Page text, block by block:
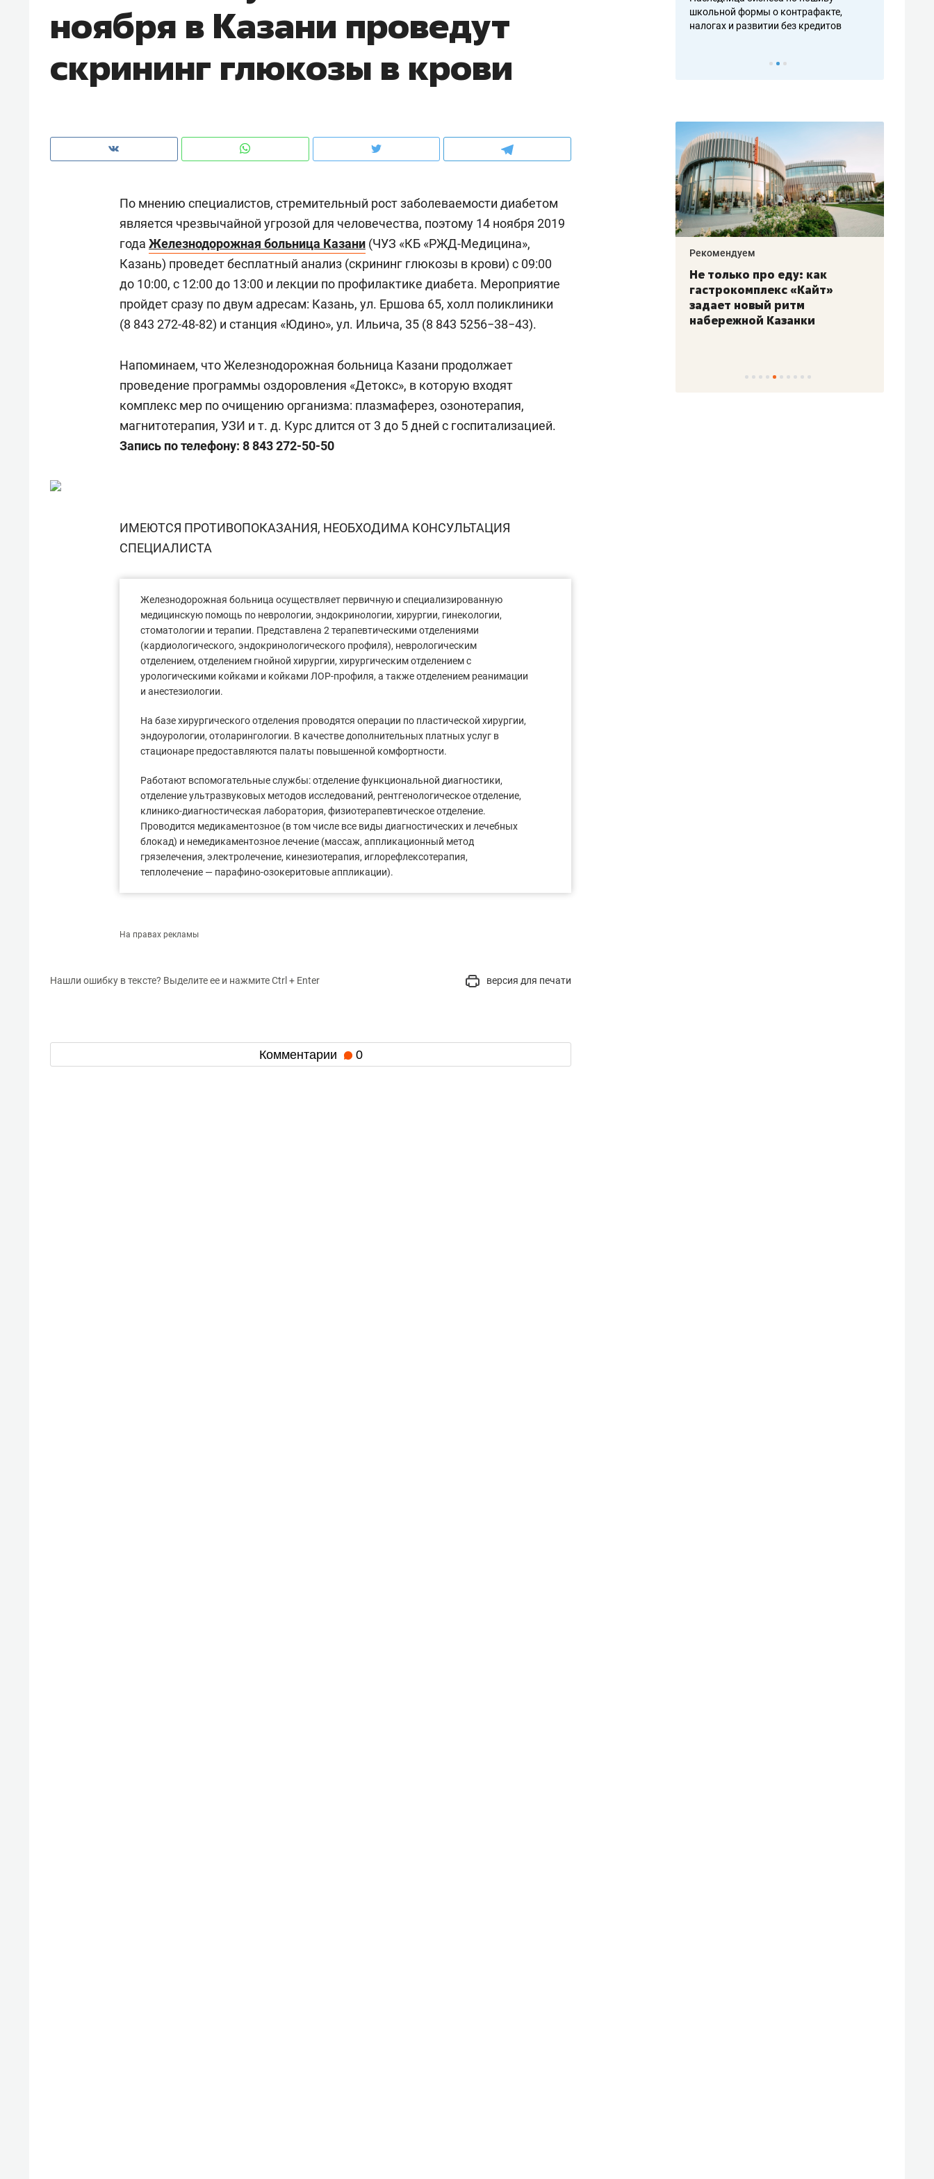
ноября в Казани проведут
скрининг глюкозы в крови
По мнению специалистов, стремительный рост заболеваемости диабетом
является чрезвычайной угрозой для человечества, поэтому 14 ноября 2019
года Железнодорожная больница Казани (ЧУЗ «КБ «РЖД-Медицина»,
Казань) проведет бесплатный анализ (скрининг глюкозы в крови) с 09:00
до 10:00, с 12:00 до 13:00 и лекции по профилактике диабета. Мероприятие
пройдет сразу по двум адресам: Казань, ул. Ершова 65, холл поликлиники
(8 843 272-48-82) и станция «Юдино», ул. Ильича, 35 (8 843 5256−38−43).
Напоминаем, что Железнодорожная больница Казани продолжает
проведение программы оздоровления «Детокс», в которую входят
комплекс мер по очищению организма: плазмаферез, озонотерапия,
магнитотерапия, УЗИ и т. д. Курс длится от 3 до 5 дней с госпитализацией.
Запись по телефону: 8 843 272-50-50
ИМЕЮТСЯ ПРОТИВОПОКАЗАНИЯ, НЕОБХОДИМА КОНСУЛЬТАЦИЯ
СПЕЦИАЛИСТА
Железнодорожная больница осуществляет первичную и специализированную
медицинскую помощь по неврологии, эндокринологии, хирургии, гинекологии,
стоматологии и терапии. Представлена 2 терапевтическими отделениями
(кардиологического, эндокринологического профиля), неврологическим
отделением, отделением гнойной хирургии, хирургическим отделением с
урологическими койками и койками ЛОР-профиля, а также отделением реанимации
и анестезиологии.
На базе хирургического отделения проводятся операции по пластической хирургии,
эндоурологии, отоларингологии. В качестве дополнительных платных услуг в
стационаре предоставляются палаты повышенной комфортности.
Работают вспомогательные службы: отделение функциональной диагностики,
отделение ультразвуковых методов исследований, рентгенологическое отделение,
клинико-диагностическая лаборатория, физиотерапевтическое отделение.
Проводится медикаментозное (в том числе все виды диагностических и лечебных
блокад) и немедикаментозное лечение (массаж, аппликационный метод
грязелечения, электролечение, кинезиотерапия, иглорефлексотерапия,
теплолечение — парафино-озокеритовые аппликации).
На правах рекламы
Нашли ошибку в тексте? Выделите ее и нажмите Ctrl + Enter версия для печати
Комментарии 0
чем интересен Оман?
клиентах и чудных запросах мастеров
школьной формы о контрафакте,
налогах и развитии без кредитов
Опыт выживания в дикой
природе, работа
с ментальным и физическим
состоянием как основа
антихрупких команд
Рекомендуем
Мексика, рок-концерт
и вагон с чак-чаком: как
в Менделеевске прошла
«Гонка Героев»
Рекомендуем
«Прорывы случались каждые
30 метров»: как «Водоканал»
лечит подземные артерии
Казани
Рекомендуем
Не только про еду: как
гастрокомплекс «Кайт»
задает новый ритм
набережной Казанки